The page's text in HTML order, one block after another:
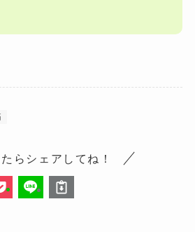
らシェアしてね！